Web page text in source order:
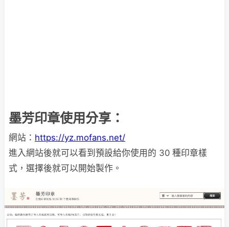
墨芳印章使用分享：
網站： https://yz.mofans.net/
進入網站後就可以看到預設給你使用的 30 種印章樣
式，選擇後就可以開始製作。